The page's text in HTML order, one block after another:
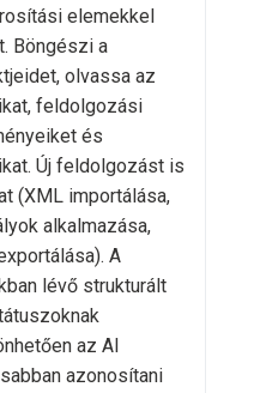
elemekkel
Böngészi a
olvassa az
feldolgozási
és
Új feldolgozást is
(XML importálása,
alkalmazása,
A
lévő strukturált
az AI
azonosítani